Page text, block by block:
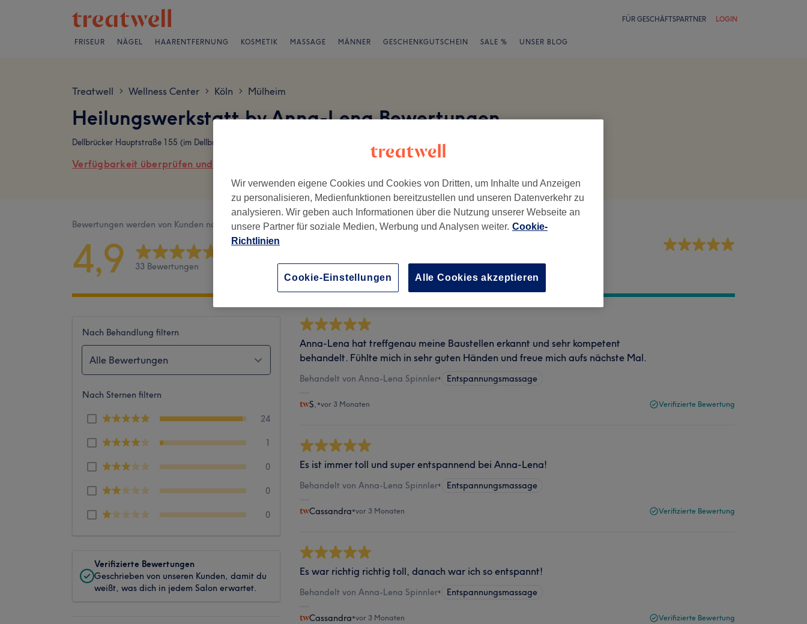
FÜR GESCHÄFTSPARTNER LOGIN
FRISEUR NÄGEL HAARENTFERNUNG KOSMETIK MASSAGE MÄNNER GESCHENKGUTSCHEIN SALE % UNSER BLOG
Treatwell > Wellness Center > Köln > Mülheim
Heilungswerkstatt by Anna-Lena Bewertungen
Dellbrücker Hauptstraße 155 (im Dellbrücker Haarstudio), 51069 Köln
Verfügbarkeit überprüfen und online buchen
Bewertungen werden von Kunden nach ihrem Besuch geschrieben.
4,9 33 Bewertungen Sauberkeit
Nach Behandlung filtern
Alle Bewertungen
Nach Sternen filtern
24
1
0
0
0
Verifizierte Bewertungen
Geschrieben von unseren Kunden, damit du
weißt, was dich in jedem Salon erwartet.
Anna-Lena hat treffgenau meine Baustellen erkannt und sehr kompetent
behandelt. Fühlte mich in sehr guten Händen und freue mich aufs nächste Mal.
Behandelt von Anna-Lena Spinnler• Entspannungsmassage
S. •vor 3 Monaten Verifizierte Bewertung
Es ist immer toll und super entspannend bei Anna-Lena!
Behandelt von Anna-Lena Spinnler• Entspannungsmassage
Cassandra•vor 3 Monaten Verifizierte Bewertung
Es war richtig richtig toll, danach war ich so entspannt!
Behandelt von Anna-Lena Spinnler• Entspannungsmassage
Cassandra•vor 3 Monaten Verifizierte Bewertung
Wir verwenden eigene Cookies und Cookies von Dritten, um Inhalte und Anzeigen
zu personalisieren, Medienfunktionen bereitzustellen und unseren Datenverkehr zu
analysieren. Wir geben auch Informationen über die Nutzung unserer Webseite an
unsere Partner für soziale Medien, Werbung und Analysen weiter. Cookie-
Richtlinien
Cookie-Einstellungen Alle Cookies akzeptieren